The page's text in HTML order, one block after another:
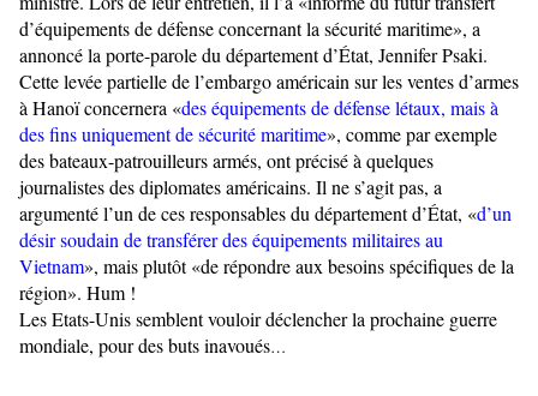
d’équipements de défense concernant la sécurité maritime», a
annoncé la porte-parole du département d’État, Jennifer Psaki.
Cette levée partielle de l’embargo américain sur les ventes d’armes
à Hanoï concernera «des équipements de défense létaux, mais à
des fins uniquement de sécurité maritime», comme par exemple
des bateaux-patrouilleurs armés, ont précisé à quelques
journalistes des diplomates américains. Il ne s’agit pas, a
argumenté l’un de ces responsables du département d’État, «d’un
désir soudain de transférer des équipements militaires au
Vietnam», mais plutôt «de répondre aux besoins spécifiques de la
région». Hum !
Les Etats-Unis semblent vouloir déclencher la prochaine guerre
mondiale, pour des buts inavoués…